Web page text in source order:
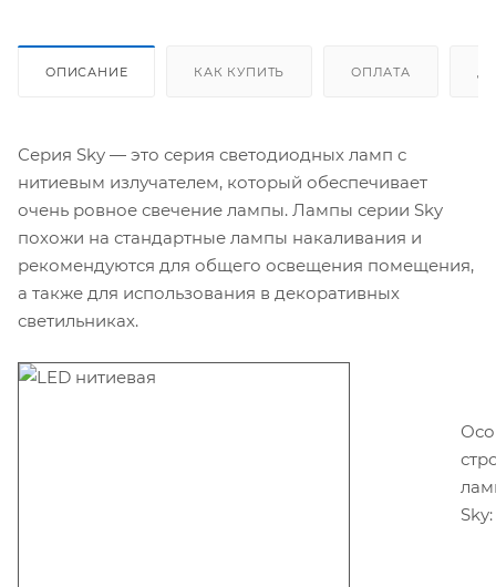
ОПИСАНИЕ КАК КУПИТЬ ОПЛАТА
Серия Sky — это серия светодиодных ламп с
нитиевым излучателем, который обеспечивает
очень ровное свечение лампы. Лампы серии Sky
похожи на стандартные лампы накаливания и
рекомендуются для общего освещения помещения,
а также для использования в декоративных
светильниках.
Sky: